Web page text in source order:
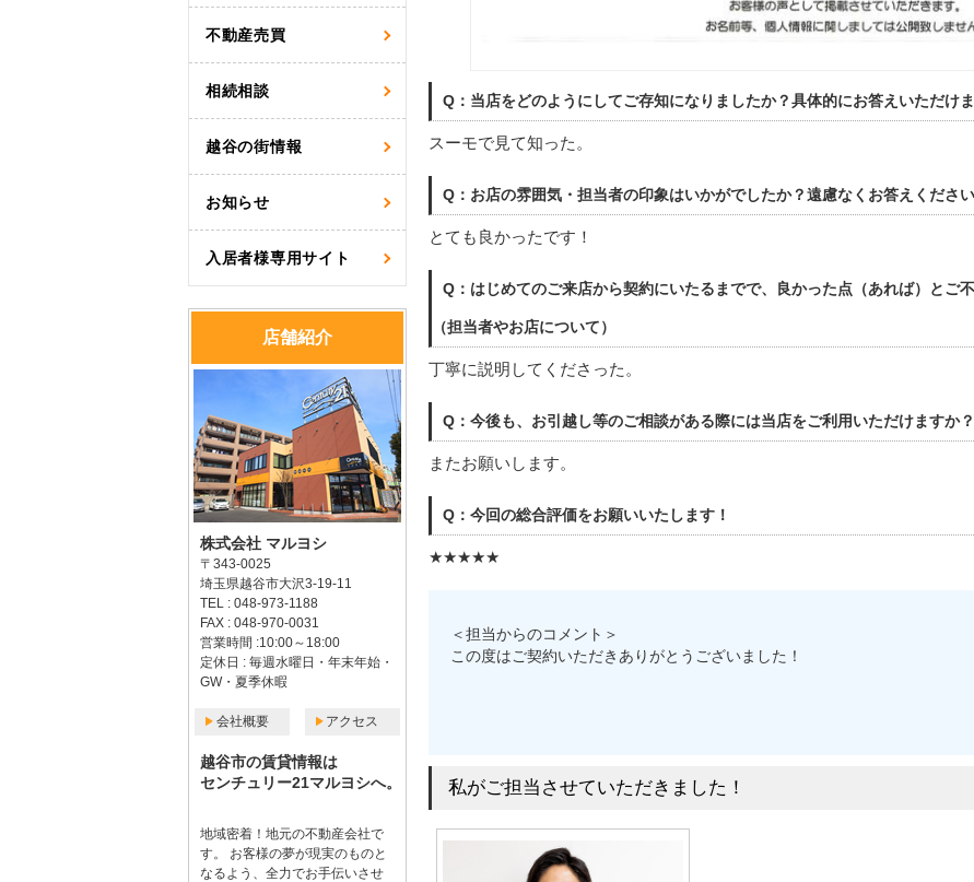
Q：当店をどのようにしてご存知になりましたか？具体的にお答えいただけま
スーモで見て知った。
Q：お店の雰囲気・担当者の印象はいかがでしたか？遠慮なくお答えください
とても良かったです！
Q：はじめてのご来店から契約にいたるまでで、良かった点（あれば）とご
（担当者やお店について）
丁寧に説明してくださった。
Q：今後も、お引越し等のご相談がある際には当店をご利用いただけますか
またお願いします。
Q：今回の総合評価をお願いいたします！
★★★★★
＜担当からのコメント＞
この度はご契約いただきありがとうございました！
私がご担当させていただきました！
不動産売買
相続相談
越谷の街情報
お知らせ
入居者様専用サイト
店舗紹介
株式会社 マルヨシ
〒343-0025
埼玉県越谷市大沢3-19-11
TEL : 048-973-1188
FAX : 048-970-0031
営業時間 :10:00～18:00
定休日 : 毎週水曜日・年末年始・
GW・夏季休暇
会社概要 アクセス
越谷市の賃貸情報は
センチュリー21マルヨシへ。
地域密着！地元の不動産会社で
す。 お客様の夢が現実のものと
なるよう、全力でお手伝いさせ